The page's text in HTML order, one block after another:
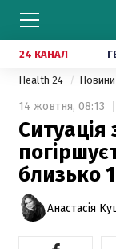
24 КАНАЛ
Health 24 Новини
14 жовтня, 08:13
Ситуація
близько
Анастасія